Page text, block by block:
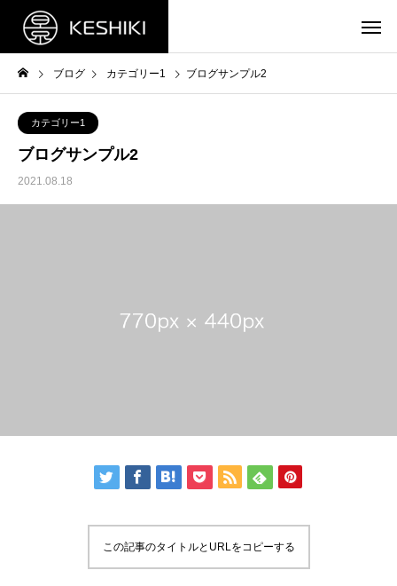
ブログ カテゴリー1 ブログサンプル2
カテゴリー1
ブログサンプル2
2021.08.18
この記事のタイトルとURLをコピーする